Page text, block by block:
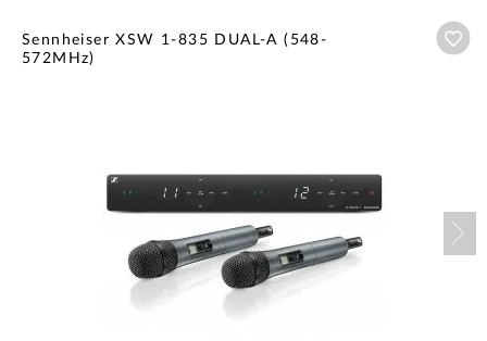
Sennheiser XSW 1-835 DUAL-A (548-
572MHz)